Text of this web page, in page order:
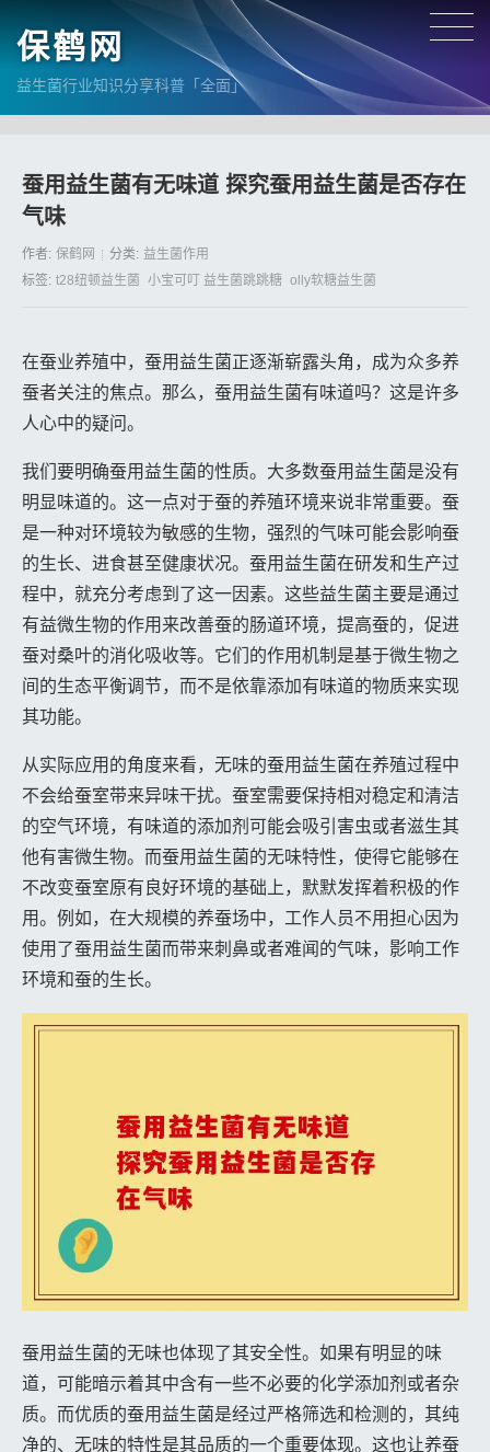
保鹤网
益生菌行业知识分享科普「全面」
蚕用益生菌有无味道 探究蚕用益生菌是否存在
气味
作者: 保鹤网 分类: 益生菌作用
标签: t28纽顿益生菌 小宝可叮 益生菌跳跳糖 olly软糖益生菌
在蚕业养殖中，蚕用益生菌正逐渐崭露头角，成为众多养
蚕者关注的焦点。那么，蚕用益生菌有味道吗？这是许多
人心中的疑问。
我们要明确蚕用益生菌的性质。大多数蚕用益生菌是没有
明显味道的。这一点对于蚕的养殖环境来说非常重要。蚕
是一种对环境较为敏感的生物，强烈的气味可能会影响蚕
的生长、进食甚至健康状况。蚕用益生菌在研发和生产过
程中，就充分考虑到了这一因素。这些益生菌主要是通过
有益微生物的作用来改善蚕的肠道环境，提高蚕的，促进
蚕对桑叶的消化吸收等。它们的作用机制是基于微生物之
间的生态平衡调节，而不是依靠添加有味道的物质来实现
其功能。
从实际应用的角度来看，无味的蚕用益生菌在养殖过程中
不会给蚕室带来异味干扰。蚕室需要保持相对稳定和清洁
的空气环境，有味道的添加剂可能会吸引害虫或者滋生其
他有害微生物。而蚕用益生菌的无味特性，使得它能够在
不改变蚕室原有良好环境的基础上，默默发挥着积极的作
用。例如，在大规模的养蚕场中，工作人员不用担心因为
使用了蚕用益生菌而带来刺鼻或者难闻的气味，影响工作
环境和蚕的生长。
蚕用益生菌的无味也体现了其安全性。如果有明显的味
道，可能暗示着其中含有一些不必要的化学添加剂或者杂
质。而优质的蚕用益生菌是经过严格筛选和检测的，其纯
净的、无味的特性是其品质的一个重要体现。这也让养蚕